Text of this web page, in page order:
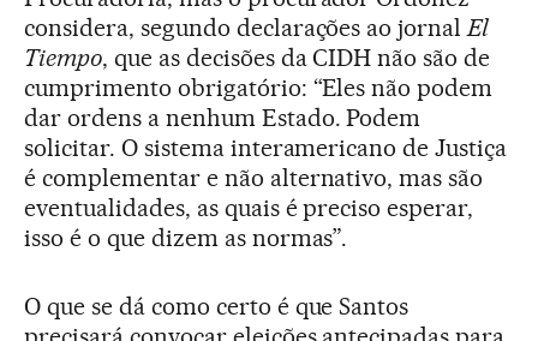
considera, segundo declarações ao jornalEl
Tiempo, que as decisões da CIDH não são de
cumprimento obrigatório: “Eles não podem
dar ordens a nenhum Estado. Podem
solicitar. O sistema interamericano de Justiça
é complementar e não alternativo, mas são
eventualidades, as quais é preciso esperar,
isso é o que dizem as normas”.
O que se dá como certo é que Santos